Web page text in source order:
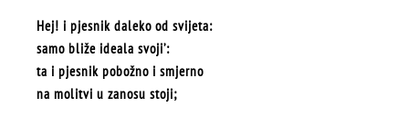
Hej! i pjesnik daleko od svijeta:
samo bliže ideala svoji’:
ta i pjesnik pobožno i smjerno
na molitvi u zanosu stoji;